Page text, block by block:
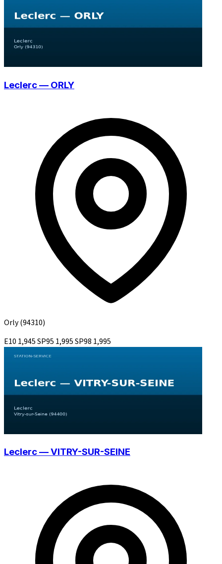
Leclerc — ORLY
Orly(94310)
E10 1,945SP95 1,995SP98 1,995
Leclerc — VITRY-SUR-SEINE